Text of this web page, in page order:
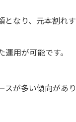
となり、元本割れす
用が可能です。
スが多い傾向があり